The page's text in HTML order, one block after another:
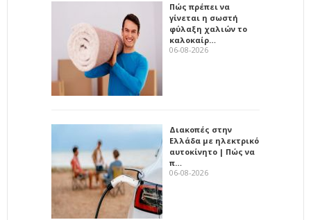
Πώς πρέπει να
γίνεται η σωστή
φύλαξη χαλιών το
καλοκαίρ…
06-08-2026
Διακοπές στην
Ελλάδα με ηλεκτρικό
αυτοκίνητο | Πώς να
π…
06-08-2026